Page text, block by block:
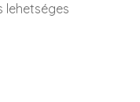
lehetséges